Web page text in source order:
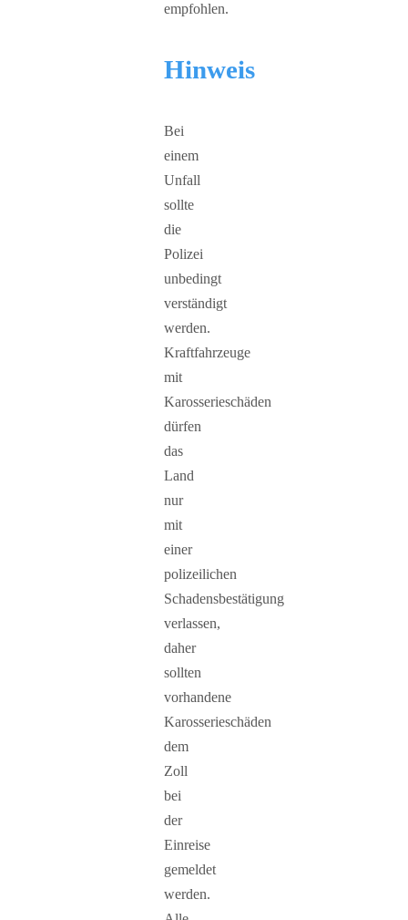
empfohlen.
Hinweis
Bei
einem
Unfall
sollte
die
Polizei
unbedingt
verständigt
werden.
Kraftfahrzeuge
mit
Karosserieschäden
dürfen
das
Land
nur
mit
einer
polizeilichen
Schadensbestätigung
verlassen,
daher
sollten
vorhandene
Karosserieschäden
dem
Zoll
bei
der
Einreise
gemeldet
werden.